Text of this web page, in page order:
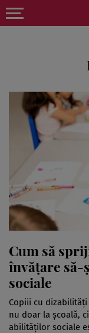
Cum să
învățare să-
sociale
Copiii cu
nu doar la școală,
abilităților sociale